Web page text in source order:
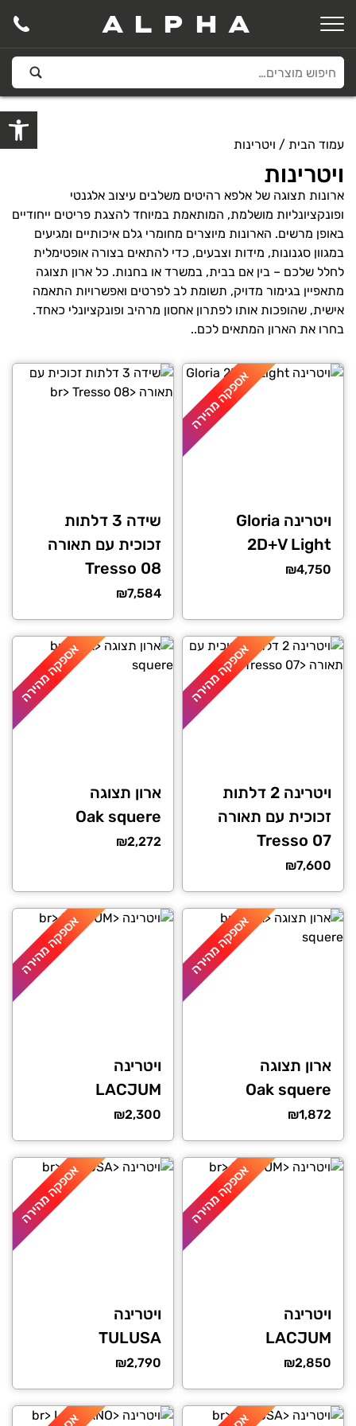
פתח
ALPHA
עמוד הבית / ויטרינות
ויטרינות
ארונות תצוגה של אלפא רהיטים משלבים עיצוב אלגנטי
ופונקציונליות מושלמת, המותאמת במיוחד להצגת פריטים ייחודיים
באופן מרשים. הארונות מיוצרים מחומרי גלם איכותיים ומגיעים
במגוון סגנונות, מידות וצבעים, כדי להתאים בצורה אופטימלית
לחלל שלכם – בין אם בבית, במשרד או בחנות. כל ארון תצוגה
מתאפיין בגימור מדויק, תשומת לב לפרטים ואפשרויות התאמה
אישית, שהופכות אותו לפתרון אחסון מרהיב ופונקציונלי כאחד.
בחרו את הארון המתאים לכם..
אספקה מהירה
ויטרינה Gloria
2D+V Light
₪4,750
שידה 3 דלתות
זכוכית עם תאורה
Tresso 08
₪7,584
אספקה מהירה
ויטרינה 2 דלתות
זכוכית עם תאורה
Tresso 07
₪7,600
אספקה מהירה
ארון תצוגה
Oak squere
₪2,272
אספקה מהירה
ארון תצוגה
Oak squere
₪1,872
אספקה מהירה
ויטרינה
LACJUM
₪2,300
אספקה מהירה
ויטרינה
LACJUM
₪2,850
אספקה מהירה
ויטרינה
TULUSA
₪2,790